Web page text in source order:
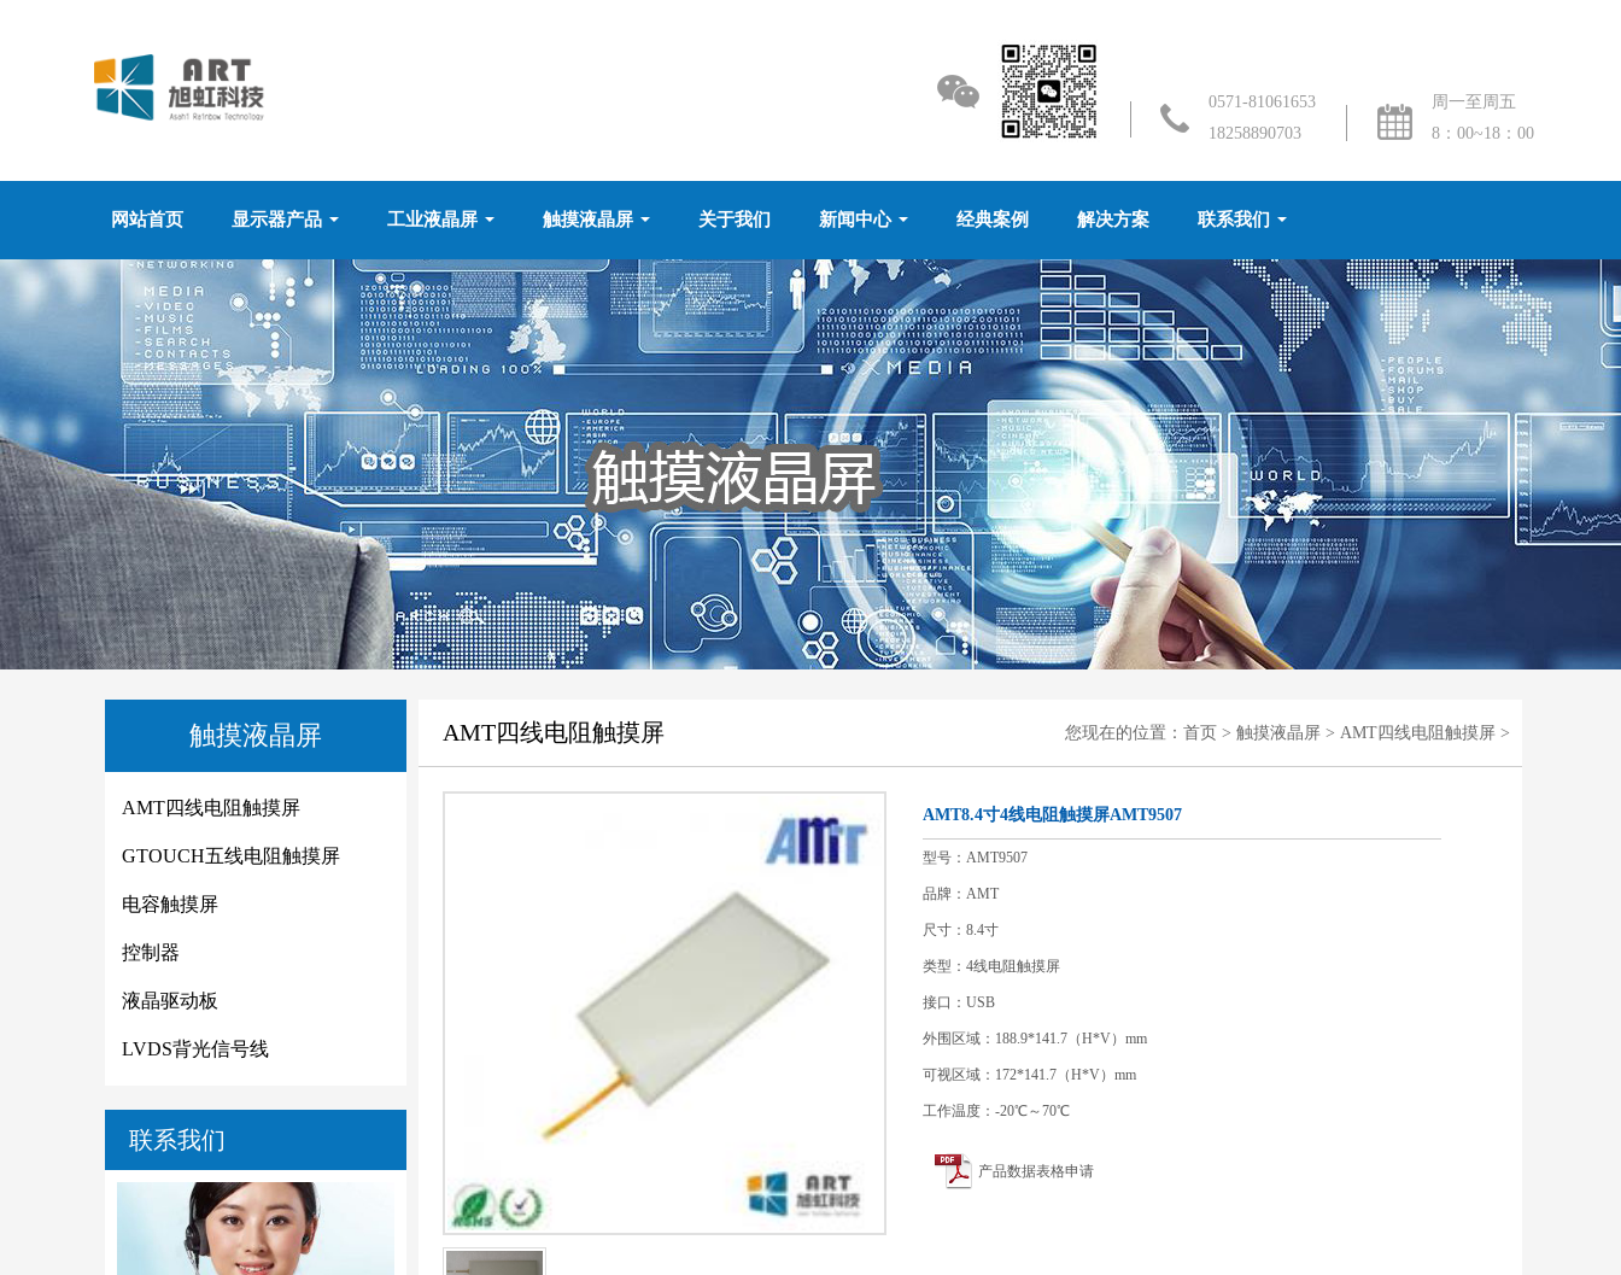
0571-81061653
18258890703
周一至周五
8：00~18：00
网站首页 显示器产品 工业液晶屏 触摸液晶屏 关于我们 新闻中心 经典案例 解决方案 联系我们
触摸液晶屏
AMT四线电阻触摸屏
GTOUCH五线电阻触摸屏
电容触摸屏
控制器
液晶驱动板
LVDS背光信号线
联系我们
AMT四线电阻触摸屏 您现在的位置： 首页 > 触摸液晶屏 > AMT四线电阻触摸屏 >
AMT8.4寸4线电阻触摸屏AMT9507
型号： AMT9507
品牌：AMT
尺寸：8.4寸
类型：4线电阻触摸屏
接口：USB
外围区域：188.9*141.7（H*V）mm
可视区域：172*141.7（H*V）mm
工作温度：-20℃～70℃
产品数据表格申请